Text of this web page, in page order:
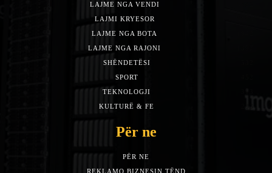
LAJME NGA VENDI
LAJMI KRYESOR
LAJME NGA BOTA
LAJME NGA RAJONI
SHËNDETËSI
SPORT
TEKNOLOGJI
KULTURË & FE
Për ne
PËR NE
REKLAMO BIZNESIN TËND